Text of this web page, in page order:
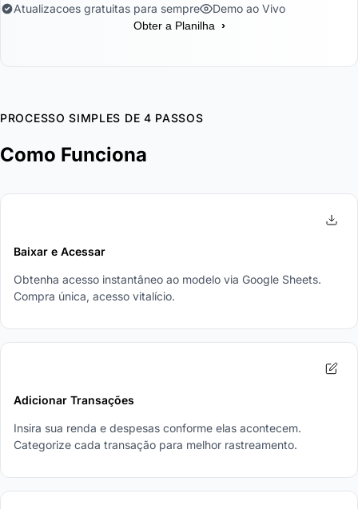
Atualizacoes gratuitas para sempre
Demo ao Vivo
Obter a Planilha ›
PROCESSO SIMPLES DE 4 PASSOS
Como Funciona
Baixar e Acessar
Obtenha acesso instantâneo ao modelo via Google Sheets.
Compra única, acesso vitalício.
Adicionar Transações
Insira sua renda e despesas conforme elas acontecem.
Categorize cada transação para melhor rastreamento.